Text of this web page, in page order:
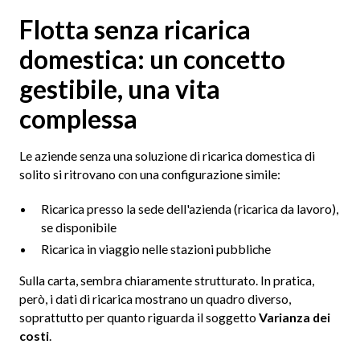
Flotta senza ricarica
domestica: un concetto
gestibile, una vita
complessa
Le aziende senza una soluzione di ricarica domestica di
solito si ritrovano con una configurazione simile:
Ricarica presso la sede dell'azienda (ricarica da lavoro),
se disponibile
Ricarica in viaggio nelle stazioni pubbliche
Sulla carta, sembra chiaramente strutturato. In pratica,
però, i dati di ricarica mostrano un quadro diverso,
soprattutto per quanto riguarda il soggetto Varianza dei
costi.